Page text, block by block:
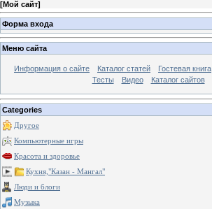
[Мой сайт]
Форма входа
Меню сайта
Информация о сайте Каталог статей Гостевая книга
Тесты
Видео Каталог сайтов
Categories
Другое
Компьютерные игры
Красота и здоровье
Кухня,"Казан - Мангал"
Люди и блоги
Музыка